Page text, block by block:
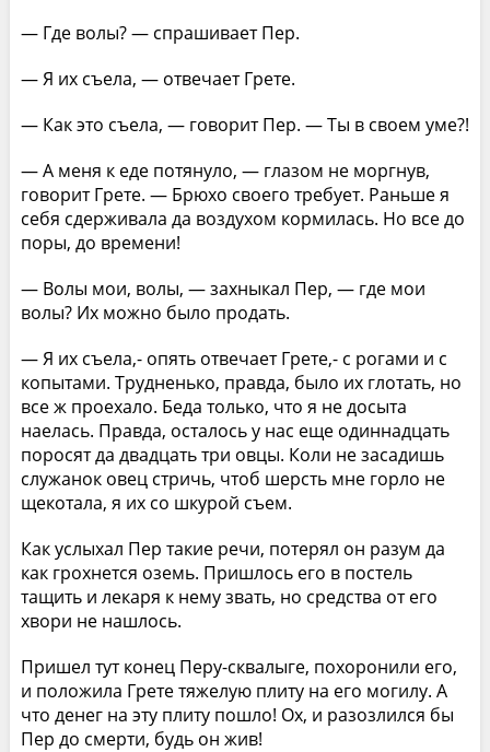
— Где волы? — спрашивает Пер.
— Я их съела, — отвечает Грете.
— Как это съела, — говорит Пер. — Ты в своем уме?!
— А меня к еде потянуло, — глазом не моргнув,
говорит Грете. — Брюхо своего требует. Раньше я
себя сдерживала да воздухом кормилась. Но все до
поры, до времени!
— Волы мои, волы, — захныкал Пер, — где мои
волы? Их можно было продать.
— Я их съела,- опять отвечает Грете,- с рогами и с
копытами. Трудненько, правда, было их глотать, но
все ж проехало. Беда только, что я не досыта
наелась. Правда, осталось у нас еще одиннадцать
поросят да двадцать три овцы. Коли не засадишь
служанок овец стричь, чтоб шерсть мне горло не
щекотала, я их со шкурой съем.
Как услыхал Пер такие речи, потерял он разум да
как грохнется оземь. Пришлось его в постель
тащить и лекаря к нему звать, но средства от его
хвори не нашлось.
Пришел тут конец Перу-сквалыге, похоронили его,
и положила Грете тяжелую плиту на его могилу. А
что денег на эту плиту пошло! Ох, и разозлился бы
Пер до смерти, будь он жив!